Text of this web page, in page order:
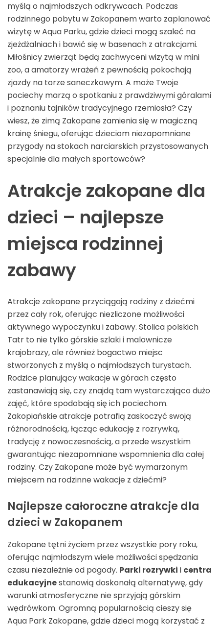
myślą o najmłodszych odkrywcach. Podczas
rodzinnego pobytu w Zakopanem warto zaplanować
wizytę w Aqua Parku, gdzie dzieci mogą szaleć na
zjeżdżalniach i bawić się w basenach z atrakcjami.
Miłośnicy zwierząt będą zachwyceni wizytą w mini
zoo, a amatorzy wrażeń z pewnością pokochają
zjazdy na torze saneczkowym. A może Twoje
pociechy marzą o spotkaniu z prawdziwymi góralami
i poznaniu tajników tradycyjnego rzemiosła? Czy
wiesz, że zimą Zakopane zamienia się w magiczną
krainę śniegu, oferując dzieciom niezapomniane
przygody na stokach narciarskich przystosowanych
specjalnie dla małych sportowców?
Atrakcje zakopane dla
dzieci – najlepsze
miejsca rodzinnej
zabawy
Atrakcje zakopane przyciągają rodziny z dziećmi
przez cały rok, oferując niezliczone możliwości
aktywnego wypoczynku i zabawy. Stolica polskich
Tatr to nie tylko górskie szlaki i malownicze
krajobrazy, ale również bogactwo miejsc
stworzonych z myślą o najmłodszych turystach.
Rodzice planujący wakacje w górach często
zastanawiają się, czy znajdą tam wystarczająco dużo
zajęć, które spodobają się ich pociechom.
Zakopiańskie atrakcje potrafią zaskoczyć swoją
różnorodnością, łącząc edukację z rozrywką,
tradycję z nowoczesnością, a przede wszystkim
gwarantując niezapomniane wspomnienia dla całej
rodziny. Czy Zakopane może być wymarzonym
miejscem na rodzinne wakacje z dziećmi?
Najlepsze całoroczne atrakcje dla
dzieci w Zakopanem
Zakopane tętni życiem przez wszystkie pory roku,
oferując najmłodszym wiele możliwości spędzania
czasu niezależnie od pogody. Parki rozrywki i centra
edukacyjnestanowią doskonałą alternatywę, gdy
warunki atmosferyczne nie sprzyjają górskim
wędrówkom. Ogromną popularnością cieszy się
Aqua Park Zakopane, gdzie dzieci mogą korzystać z